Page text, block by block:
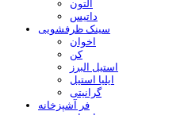
آلتون
داتیس
سینک ظرفشویی
اخوان
کن
استیل البرز
ایلیا استیل
گرانیتی
فر آشپزخانه